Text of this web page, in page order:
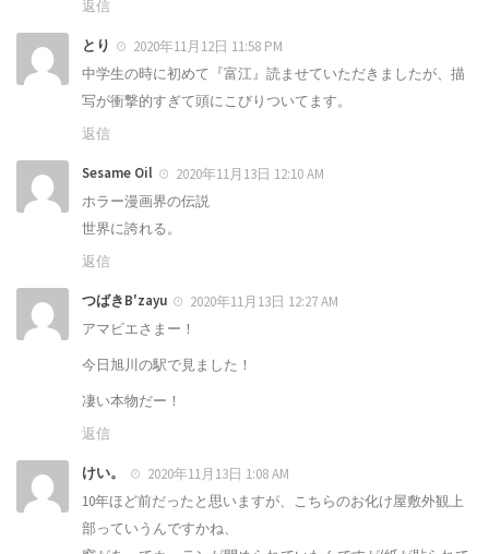
返信
とり
2020年11月12日 11:58 PM
中学生の時に初めて『富江』読ませていただきましたが、描
写が衝撃的すぎて頭にこびりついてます。
返信
Sesame Oil
2020年11月13日 12:10 AM
ホラー漫画界の伝説
世界に誇れる。
返信
つばきB'zayu
2020年11月13日 12:27 AM
アマビエさまー！
今日旭川の駅で見ました！
凄い本物だー！
返信
けい。
2020年11月13日 1:08 AM
10年ほど前だったと思いますが、こちらのお化け屋敷外観上
部っていうんですかね、